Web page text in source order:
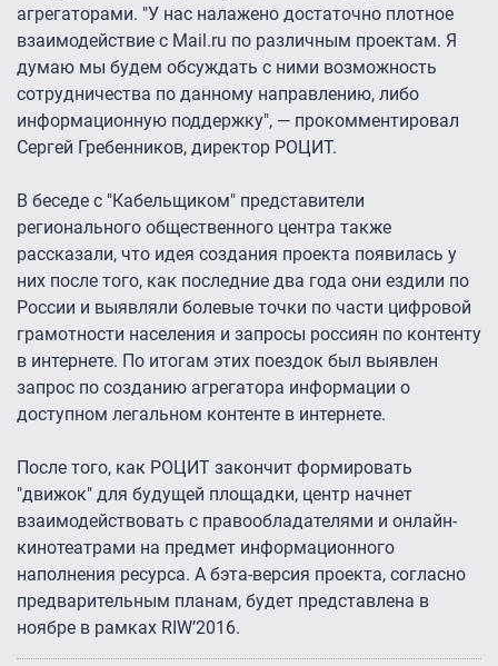
агрегаторами. "У нас налажено достаточно плотное
взаимодействие с Mail.ru по различным проектам. Я
думаю мы будем обсуждать с ними возможность
сотрудничества по данному направлению, либо
информационную поддержку", — прокомментировал
Сергей Гребенников, директор РОЦИТ.
В беседе с "Кабельщиком" представители
регионального общественного центра также
рассказали, что идея создания проекта появилась у
них после того, как последние два года они ездили по
России и выявляли болевые точки по части цифровой
грамотности населения и запросы россиян по контенту
в интернете. По итогам этих поездок был выявлен
запрос по созданию агрегатора информации о
доступном легальном контенте в интернете.
После того, как РОЦИТ закончит формировать
"движок" для будущей площадки, центр начнет
взаимодействовать с правообладателями и онлайн-
кинотеатрами на предмет информационного
наполнения ресурса. А бэта-версия проекта, согласно
предварительным планам, будет представлена в
ноябре в рамках RIW’2016.